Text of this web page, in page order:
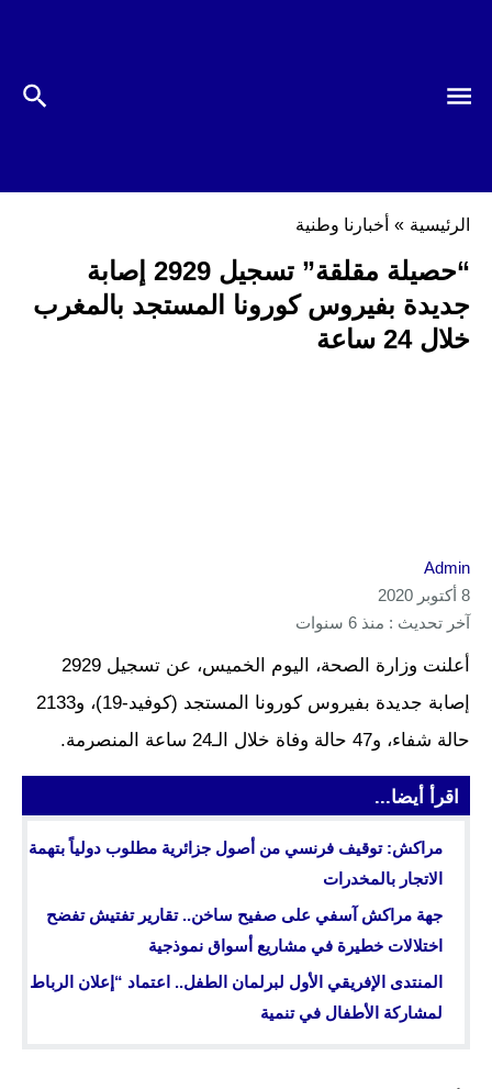
الرئيسية » أخبارنا وطنية
“حصيلة مقلقة” تسجيل 2929 إصابة
جديدة بفيروس كورونا المستجد بالمغرب
خلال 24 ساعة
Admin
8 أكتوبر 2020
آخر تحديث : منذ 6 سنوات
أعلنت وزارة الصحة، اليوم الخميس، عن تسجيل 2929
إصابة جديدة بفيروس كورونا المستجد (كوفيد-19)، و2133
حالة شفاء، و47 حالة وفاة خلال الـ24 ساعة المنصرمة.
اقرأ أيضا...
مراكش: توقيف فرنسي من أصول جزائرية مطلوب دولياً بتهمة
الاتجار بالمخدرات
جهة مراكش آسفي على صفيح ساخن.. تقارير تفتيش تفضح
اختلالات خطيرة في مشاريع أسواق نموذجية
المنتدى الإفريقي الأول لبرلمان الطفل.. اعتماد “إعلان الرباط
لمشاركة الأطفال في تنمية